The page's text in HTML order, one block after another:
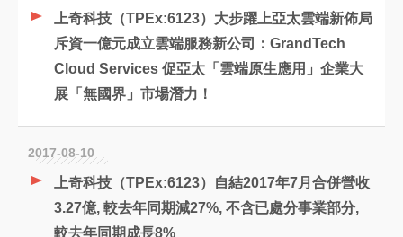
上奇科技（TPEx:6123）大步躍上亞太雲端新佈局
斥資一億元成立雲端服務新公司：GrandTech
Cloud Services 促亞太「雲端原生應用」企業大
展「無國界」市場潛力！
2017-08-10
上奇科技（TPEx:6123）自結2017年7月合併營收
3.27億, 較去年同期減27%, 不含已處分事業部分,
較去年同期成長8%